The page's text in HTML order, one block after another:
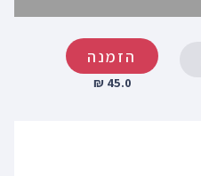
הזמנה
45.0 ₪